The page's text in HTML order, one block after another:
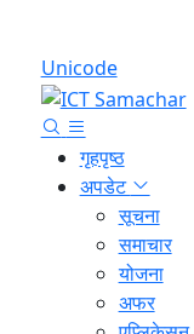
Unicode
गृहपृष्ठ
अपडेट
सूचना
समाचार
योजना
अफर